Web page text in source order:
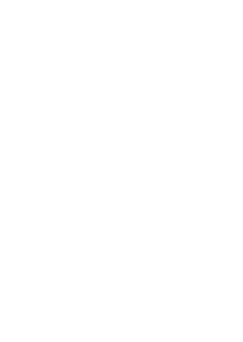
https://www.101tv.es/
La última vez que el
Copa del Rey fue en
diezmado por las lesiones
imponiéndose 68-95 con
el MVP de aquella final con
Además de la final, el
tres ocasiones en la Copa
edición de 2001, en
última vez que se vieron
Ibon Navarro se impusieron